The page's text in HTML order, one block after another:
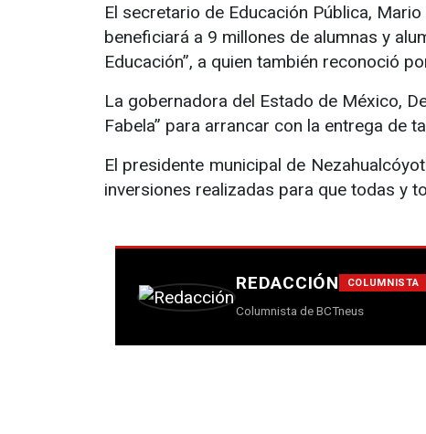
El secretario de Educación Pública,
beneficiará a 9 millones de alumnas y
Educación”, a quien también reconoció
La gobernadora del Estado de México,
Fabela” para arrancar con la entrega de
El presidente municipal de
inversiones realizadas para que todas y
REDACCIÓN COLUMNISTA
Columnista de BCTneus